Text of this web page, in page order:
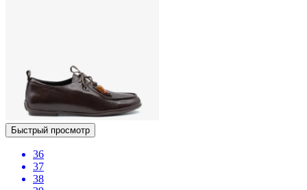
Быстрый просмотр
36
37
38